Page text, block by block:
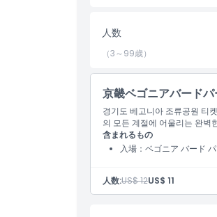
含まれるもの
子供／大人ポリシー
除外事項
人数
（3～99歳）
京畿ベゴニアバード
경기도 베고니아 조류공원 티
의 모든 계절에 어울리는 완벽
含まれるもの
入場：ベゴニア バード
人数:US$ 12US$ 11